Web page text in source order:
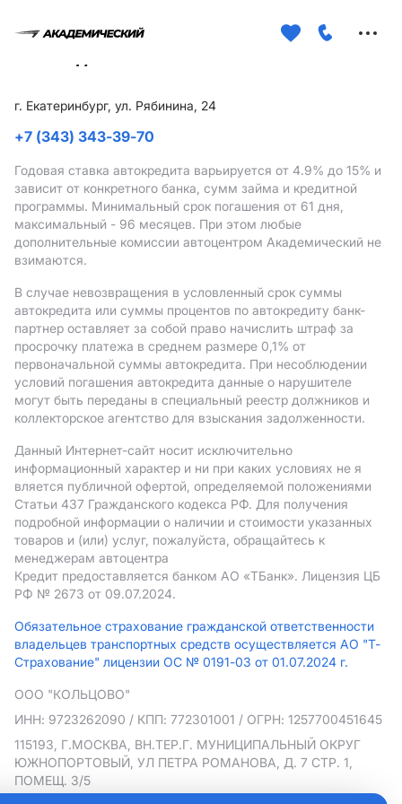
г. Екатеринбург, ул. Рябинина, 24
+7 (343) 343-39-70
Годовая ставка автокредита варьируется от 4.9% до 15% и
зависит от конкретного банка, сумм займа и кредитной
программы. Минимальный срок погашения от 61 дня,
максимальный - 96 месяцев. При этом любые
дополнительные комиссии автоцентром Академический не
взимаются.
В случае невозвращения в условленный срок суммы
автокредита или суммы процентов по автокредиту банк-
партнер оставляет за собой право начислить штраф за
просрочку платежа в среднем размере 0,1% от
первоначальной суммы автокредита. При несоблюдении
условий погашения автокредита данные о нарушителе
могут быть переданы в специальный реестр должников и
коллекторское агентство для взыскания задолженности.
Данный Интернет-сайт носит исключительно
информационный характер и ни при каких условиях не я
вляется публичной офертой, определяемой положениями
Статьи 437 Гражданского кодекса РФ. Для получения
подробной информации о наличии и стоимости указанных
товаров и (или) услуг, пожалуйста, обращайтесь к
менеджерам автоцентра
Кредит предоставляется банком АO «ТБанк». Лицензия ЦБ
РФ № 2673 от 09.07.2024.
Обязательное страхование гражданской ответственности
владельцев транспортных средств осуществляется АО "Т-
Страхование" лицензии ОС № 0191-03 от 01.07.2024 г.
ООО "КОЛЬЦОВО"
ИНН: 9723262090 / КПП: 772301001 / ОГРН: 1257700451645
115193, Г.МОСКВА, ВН.ТЕР.Г. МУНИЦИПАЛЬНЫЙ ОКРУГ
ЮЖНОПОРТОВЫЙ, УЛ ПЕТРА РОМАНОВА, Д. 7 СТР. 1,
ПОМЕЩ. 3/5